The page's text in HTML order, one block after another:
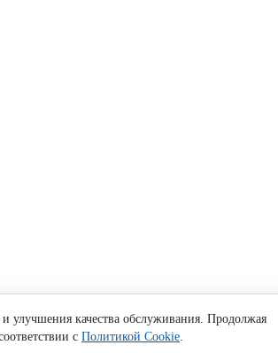
улучшения качества обслуживания. Продолжая
с Политикой Cookie.